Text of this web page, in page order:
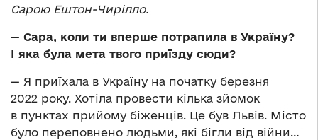
Сарою Ештон-Чирілло.
— Сара, коли ти вперше потрапила в Україну?
І яка була мета твого приїзду сюди?
— Я приїхала в Україну на початку березня
2022 року. Хотіла провести кілька зйомок
в пунктах прийому біженців. Це був Львів. Місто
було переповнено людьми, які бігли від війни…